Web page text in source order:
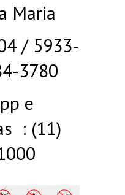
Maria
/ 5933-
3780
e
: (11)